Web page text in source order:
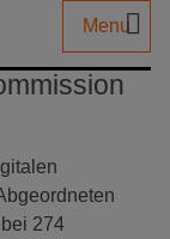
Menu
274